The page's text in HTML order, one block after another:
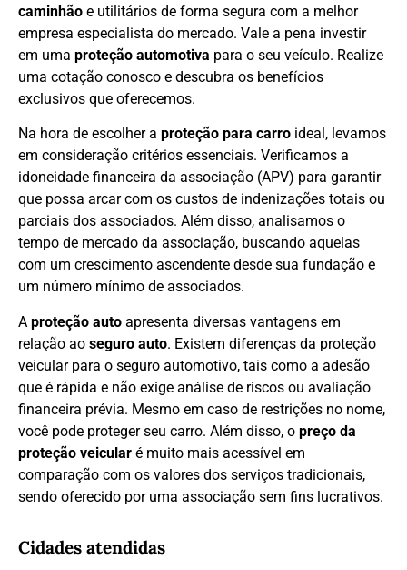
caminhão e utilitários de forma segura com a melhor
empresa especialista do mercado. Vale a pena investir
em uma proteção automotiva para o seu veículo. Realize
uma cotação conosco e descubra os benefícios
exclusivos que oferecemos.
Na hora de escolher a proteção para carro ideal, levamos
em consideração critérios essenciais. Verificamos a
idoneidade financeira da associação (APV) para garantir
que possa arcar com os custos de indenizações totais ou
parciais dos associados. Além disso, analisamos o
tempo de mercado da associação, buscando aquelas
com um crescimento ascendente desde sua fundação e
um número mínimo de associados.
A proteção auto apresenta diversas vantagens em
relação ao seguro auto. Existem diferenças da proteção
veicular para o seguro automotivo, tais como a adesão
que é rápida e não exige análise de riscos ou avaliação
financeira prévia. Mesmo em caso de restrições no nome,
você pode proteger seu carro. Além disso, o preço da
proteção veicular é muito mais acessível em
comparação com os valores dos serviços tradicionais,
sendo oferecido por uma associação sem fins lucrativos.
Cidades atendidas